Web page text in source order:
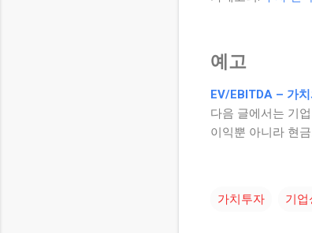
예고
EV/EBITDA – 가
다음 글에서는 기
이익뿐 아니라 현
가치투자 기업